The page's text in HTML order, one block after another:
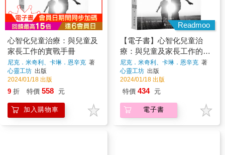
心智化兒童治療：與兒童及
家長工作的實戰手冊
尼克．米奇利、卡琳．恩辛克 著
心靈工坊 出版
2024/01/18 出版
9 折 特價 558 元
加入購物車
Readmoo
【電子書】心智化兒童治
療：與兒童及家長工作的實
戰手冊
尼克．米奇利、卡琳．恩辛克 著
心靈工坊 出版
2024/01/18 出版
特價 434 元
電子書